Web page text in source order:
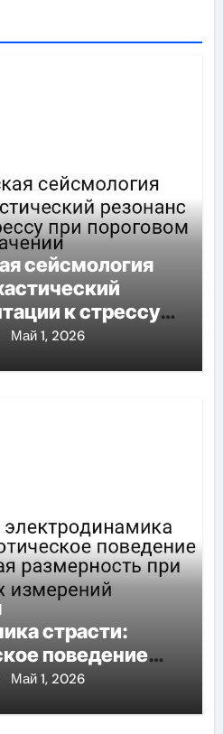
сейсмология
к стрессу
Май 1, 2026
страсти:
поведение
размерность
Май 1, 2026